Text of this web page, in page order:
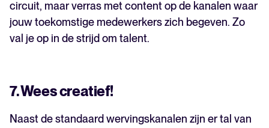
circuit, maar verras met content op de kanalen waar
jouw toekomstige medewerkers zich begeven. Zo
val je op in de strijd om talent.
7. Wees creatief!
Naast de standaard wervingskanalen zijn er tal van